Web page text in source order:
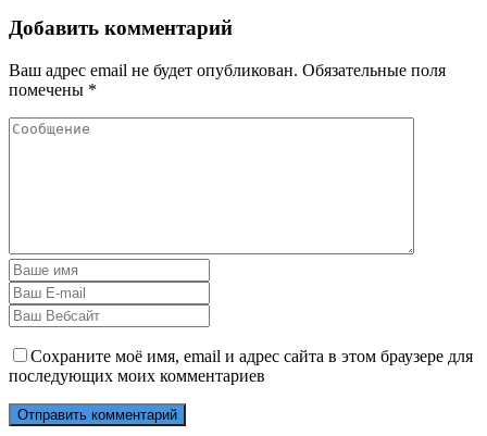
Добавить комментарий
Ваш адрес email не будет опубликован. Обязательные поля
помечены *
Сохраните моё имя, email и адрес сайта в этом браузере для
последующих моих комментариев